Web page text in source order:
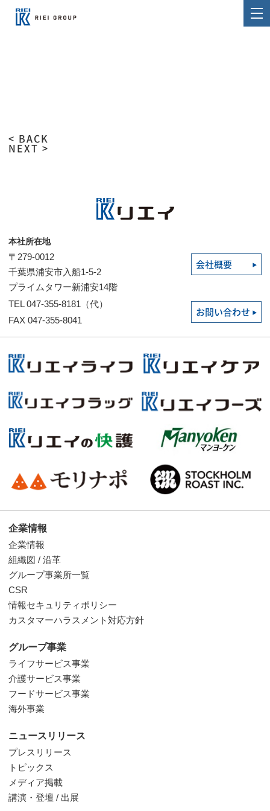
< BACK
NEXT >
本社所在地
〒279-0012
千葉県浦安市入船1-5-2
プライムタワー新浦安14階
会社概要
TEL 047-355-8181（代）
FAX 047-355-8041
お問い合わせ
企業情報
企業情報
組織図 / 沿革
グループ事業所一覧
CSR
情報セキュリティポリシー
カスタマーハラスメント対応方針
グループ事業
ライフサービス事業
介護サービス事業
フードサービス事業
海外事業
ニュースリリース
プレスリリース
トピックス
メディア掲載
講演・登壇 / 出展